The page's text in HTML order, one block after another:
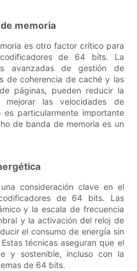
memoria
es otro factor crítico para
de 64 bits. La
avanzadas de gestión de
de coherencia de caché y las
páginas, pueden reducir la
las velocidades de
particularmente importante
de banda de memoria es un
consideración clave en el
de 64 bits. Las
y la escala de frecuencia
y la activación del reloj de
el consumo de energía sin
técnicas aseguran que el
y sostenible, incluso con la
de 64 bits.